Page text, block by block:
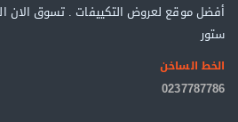
أفضل موقع لعروض التكييفات . تسوق الان
ستور
الخط الساخن
0237787786